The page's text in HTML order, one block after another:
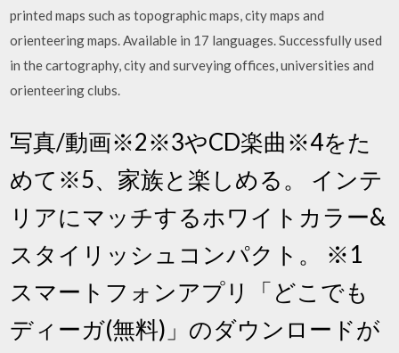
printed maps such as topographic maps, city maps and
orienteering maps. Available in 17 languages. Successfully used
in the cartography, city and surveying offices, universities and
orienteering clubs.
写真/動画※2※3やCD楽曲※4をた
めて※5、家族と楽しめる。 インテ
リアにマッチするホワイトカラー&
スタイリッシュコンパクト。 ※1
スマートフォンアプリ「どこでも
ディーガ(無料)」のダウンロードが